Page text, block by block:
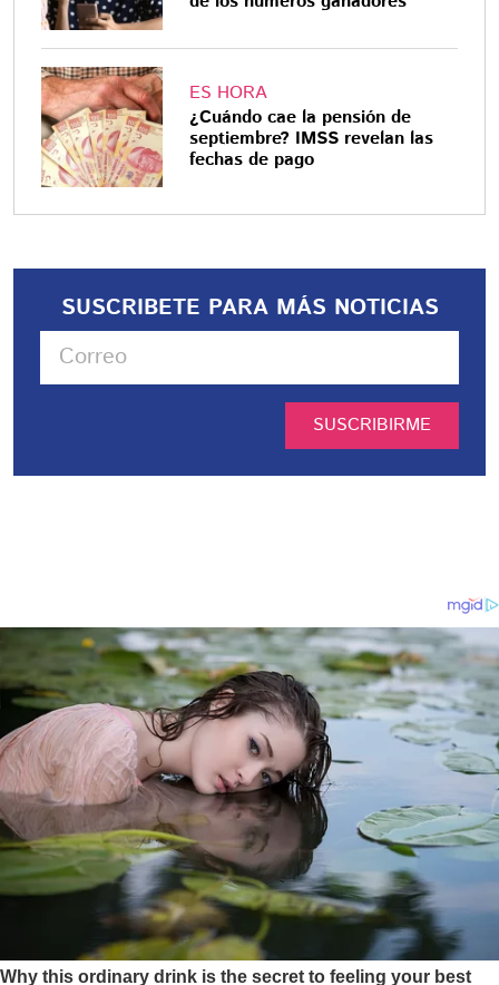
ES HORA
¿Cuándo cae la pensión de
septiembre? IMSS revelan las
fechas de pago
SUSCRIBETE PARA MÁS NOTICIAS
SUSCRIBIRME